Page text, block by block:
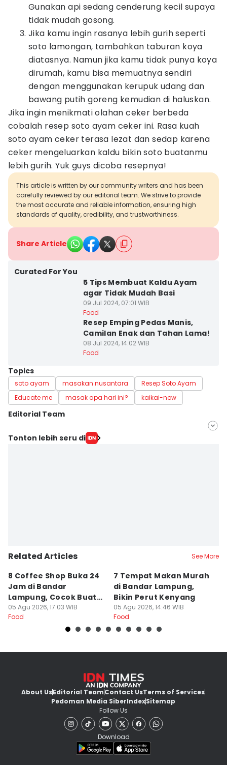
Gunakan api sedang cenderung kecil supaya
tidak mudah gosong.
Jika kamu ingin rasanya lebih gurih seperti
soto lamongan, tambahkan taburan koya
diatasnya. Namun jika kamu tidak punya koya
dirumah, kamu bisa memuatnya sendiri
dengan menggunakan kerupuk udang dan
bawang putih goreng kemudian di haluskan.
Jika ingin menikmati olahan ceker berbeda
cobalah resep soto ayam ceker ini. Rasa kuah
soto ayam ceker terasa lezat dan sedap karena
ceker mengeluarkan kaldu bikin soto buatanmu
lebih gurih. Yuk guys dicoba resepnya!
This article is written by our community writers and has been
carefully reviewed by our editorial team. We strive to provide
the most accurate and reliable information, ensuring high
standards of quality, credibility, and trustworthiness.
Share Article
Curated For You
5 Tips Membuat Kaldu Ayam
agar Tidak Mudah Basi
09 Jul 2024, 07:01 WIB
Food
Resep Emping Pedas Manis,
Camilan Enak dan Tahan Lama!
08 Jul 2024, 14:02 WIB
Food
Topics
soto ayam masakan nusantara
Resep Soto Ayam
Educate me
masak apa hari ini? kaikai-now
Editorial Team
Editor
Tonton lebih seru di
Related Articles See More
8 Coffee Shop Buka 24
Jam di Bandar
Lampung, Cocok Buat
Begadang
05 Agu 2026, 17:03 WIB
Food
7 Tempat Makan Murah
di Bandar Lampung,
Bikin Perut Kenyang
05 Agu 2026, 14:46 WIB
Food
About UsEditorial TeamContact UsTerms of Services
Pedoman Media SiberIndexSitemap
Follow Us
Download